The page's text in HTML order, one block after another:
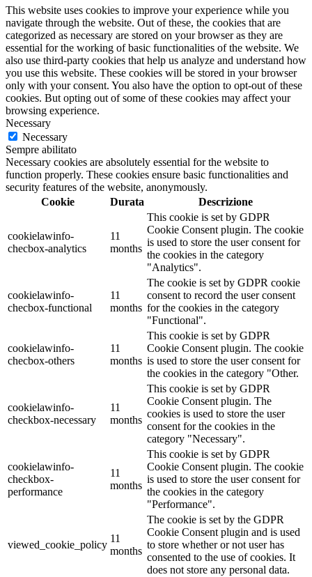
This website uses cookies to improve your experience while you
navigate through the website. Out of these, the cookies that are
categorized as necessary are stored on your browser as they are
essential for the working of basic functionalities of the website. We
also use third-party cookies that help us analyze and understand how
you use this website. These cookies will be stored in your browser
only with your consent. You also have the option to opt-out of these
cookies. But opting out of some of these cookies may affect your
browsing experience.
Necessary
Necessary
Sempre abilitato
Necessary cookies are absolutely essential for the website to
function properly. These cookies ensure basic functionalities and
security features of the website, anonymously.
Cookie
Durata Descrizione
cookielawinfo-
checbox-analytics
11
months
This cookie is set by GDPR
Cookie Consent plugin. The cookie
is used to store the user consent for
the cookies in the category
"Analytics".
cookielawinfo-
checbox-functional
11
months
The cookie is set by GDPR cookie
consent to record the user consent
for the cookies in the category
"Functional".
cookielawinfo-
checbox-others
11
months
This cookie is set by GDPR
Cookie Consent plugin. The cookie
is used to store the user consent for
the cookies in the category "Other.
cookielawinfo-
checkbox-necessary
11
months
This cookie is set by GDPR
Cookie Consent plugin. The
cookies is used to store the user
consent for the cookies in the
category "Necessary".
cookielawinfo-
checkbox-
performance
11
months
This cookie is set by GDPR
Cookie Consent plugin. The cookie
is used to store the user consent for
the cookies in the category
"Performance".
viewed_cookie_policy
11
months
The cookie is set by the GDPR
Cookie Consent plugin and is used
to store whether or not user has
consented to the use of cookies. It
does not store any personal data.